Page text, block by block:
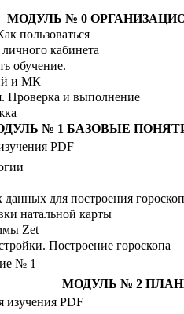
МОДУЛЬ № 0
пользоваться
кабинета
обучение.
и МК
Проверка и выполнение
№ 1 БАЗОВЫЕ
PDF
для построения
натальной карты
Zet
Построение гороскопа
№ 1
МОДУЛЬ № 2
изучения PDF